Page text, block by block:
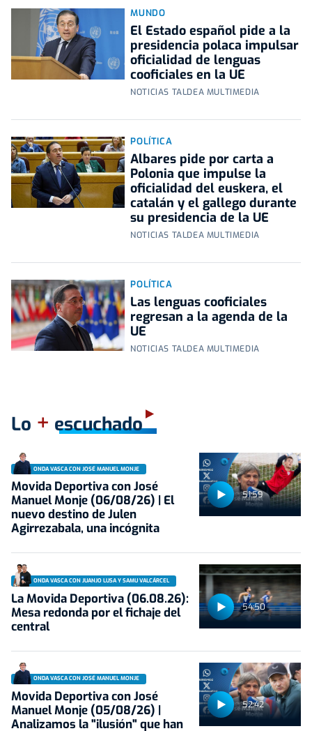
MUNDO
El Estado español pide a la
presidencia polaca impulsar
oficialidad de lenguas
cooficiales en la UE
NOTICIAS TALDEA MULTIMEDIA
POLÍTICA
Albares pide por carta a
Polonia que impulse la
oficialidad del euskera, el
catalán y el gallego durante
su presidencia de la UE
NOTICIAS TALDEA MULTIMEDIA
POLÍTICA
Las lenguas cooficiales
regresan a la agenda de la
UE
NOTICIAS TALDEA MULTIMEDIA
Lo + escuchado
51:59
ONDA VASCA CON JOSÉ MANUEL MONJE
Movida Deportiva con José
Manuel Monje (06/08/26) | El
nuevo destino de Julen
Agirrezabala, una incógnita
54:50
ONDA VASCA CON JUANJO LUSA Y SAMU VALCÁRCEL
La Movida Deportiva (06.08.26):
Mesa redonda por el fichaje del
central
52:42
ONDA VASCA CON JOSÉ MANUEL MONJE
Movida Deportiva con José
Manuel Monje (05/08/26) |
Analizamos la "ilusión" que han